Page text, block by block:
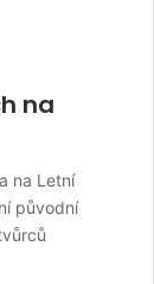
na
na Letní
původní